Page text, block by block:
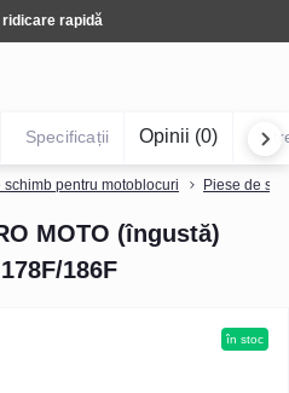
gratuită
schimb pentru motoblocuri Piese de
MOTO (îngustă)
186F
Specificații Opinii (0)
în stoc